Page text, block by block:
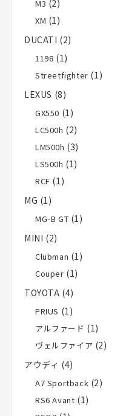
M3 (2)
XM (1)
DUCATI (2)
1198 (1)
Streetfighter (1)
LEXUS (8)
GX550 (1)
LC500h (2)
LM500h (3)
LS500h (1)
RCF (1)
MG (1)
MG-B GT (1)
MINI (2)
Clubman (1)
Couper (1)
TOYOTA (4)
PRIUS (1)
アルファード (1)
ヴェルファイア (2)
アウディ (4)
A7 Sportback (2)
RS6 Avant (1)